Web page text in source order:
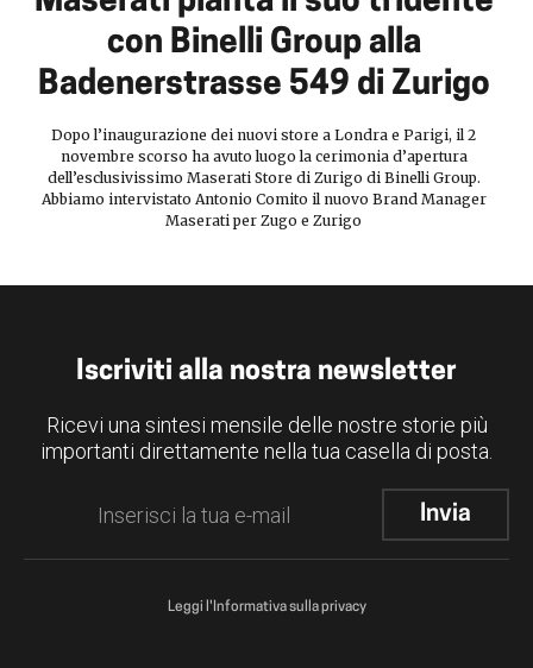
con Binelli Group alla
Badenerstrasse 549 di Zurigo
Dopo l’inaugurazione dei nuovi store a Londra e Parigi, il 2
novembre scorso ha avuto luogo la cerimonia d’apertura
dell’esclusivissimo Maserati Store di Zurigo di Binelli Group.
Abbiamo intervistato Antonio Comito il nuovo Brand Manager
Maserati per Zugo e Zurigo
Iscriviti alla nostra newsletter
Ricevi una sintesi mensile delle nostre storie più
importanti direttamente nella tua casella di posta.
Leggi l'Informativa sulla privacy